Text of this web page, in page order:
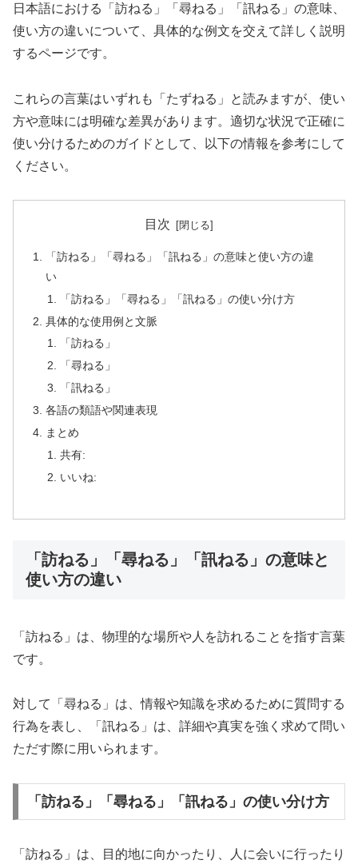
日本語における「訪ねる」「尋ねる」「訊ねる」の意味、
使い方の違いについて、具体的な例文を交えて詳しく説明
するページです。
これらの言葉はいずれも「たずねる」と読みますが、使い
方や意味には明確な差異があります。適切な状況で正確に
使い分けるためのガイドとして、以下の情報を参考にして
ください。
目次
「訪ねる」「尋ねる」「訊ねる」の意味と使い方の違
い
「訪ねる」「尋ねる」「訊ねる」の使い分け方
具体的な使用例と文脈
「訪ねる」
「尋ねる」
「訊ねる」
各語の類語や関連表現
まとめ
共有:
いいね:
「訪ねる」「尋ねる」「訊ねる」の意味と
使い方の違い
「訪ねる」は、物理的な場所や人を訪れることを指す言葉
です。
対して「尋ねる」は、情報や知識を求めるために質問する
行為を表し、「訊ねる」は、詳細や真実を強く求めて問い
ただす際に用いられます。
「訪ねる」「尋ねる」「訊ねる」の使い分け方
「訪ねる」は、目的地に向かったり、人に会いに行ったり